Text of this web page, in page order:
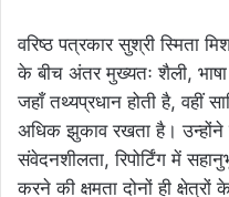
वरिष्ठ पत्रकार सुश्री स्मिता
के बीच अंतर मुख्यतः शैली,
जहाँ तथ्यप्रधान होती है, वहीं
अधिक झुकाव रखता है। उन्होंने
संवेदनशीलता, रिपोर्टिंग में
करने की क्षमता दोनों ही क्षेत्रों